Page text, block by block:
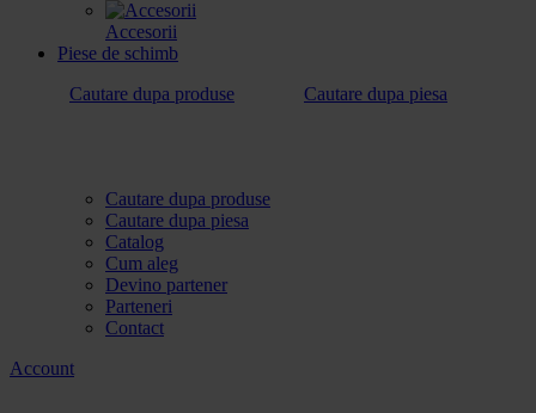
Accesorii
Piese de schimb
Cautare dupa produse
Cautare dupa piesa
Cautare dupa produse
Cautare dupa piesa
Catalog
Cum aleg
Devino partener
Parteneri
Contact
Account